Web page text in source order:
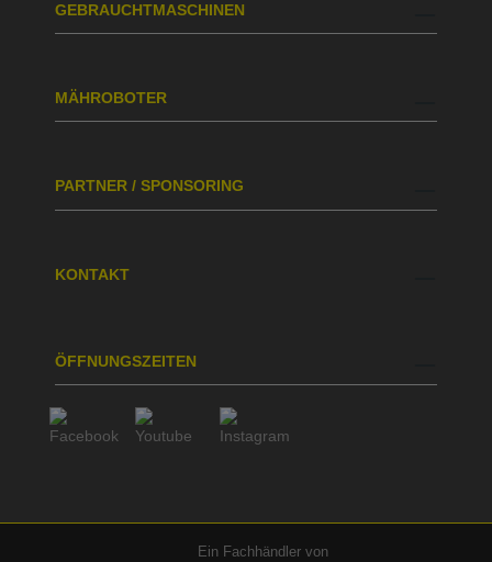
GEBRAUCHTMASCHINEN
MÄHROBOTER
PARTNER / SPONSORING
KONTAKT
ÖFFNUNGSZEITEN
Ein Fachhändler von